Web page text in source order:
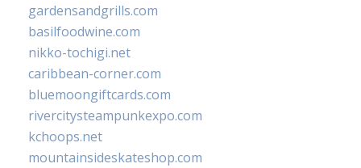
gardensandgrills.com
basilfoodwine.com
nikko-tochigi.net
caribbean-corner.com
bluemoongiftcards.com
rivercitysteampunkexpo.com
kchoops.net
mountainsideskateshop.com